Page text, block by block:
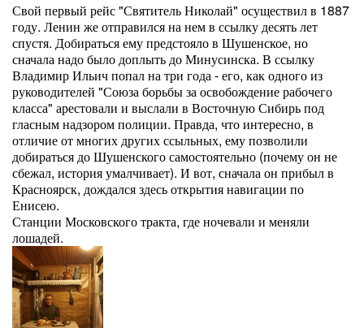
Свой первый рейс "Святитель Николай" осуществил в 1887
году. Ленин же отправился на нем в ссылку десять лет
спустя. Добираться ему предстояло в Шушенское, но
сначала надо было доплыть до Минусинска. В ссылку
Владимир Ильич попал на три года - его, как одного из
руководителей "Союза борьбы за освобождение рабочего
класса" арестовали и выслали в Восточную Сибирь под
гласным надзором полиции. Правда, что интересно, в
отличие от многих других ссыльных, ему позволили
добираться до Шушенского самостоятельно (почему он не
сбежал, история умалчивает). И вот, сначала он прибыл в
Красноярск, дождался здесь открытия навигации по
Енисею.
Станции Московского тракта, где ночевали и меняли
лошадей.